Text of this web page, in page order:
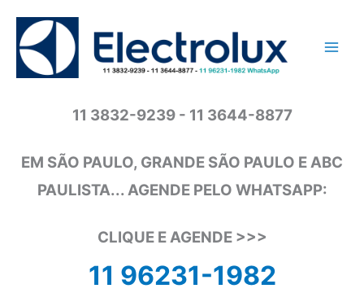
conteúdo
11 3832-9239 - 11 3644-8877
EM SÃO PAULO, GRANDE SÃO PAULO E ABC
PAULISTA... AGENDE PELO WHATSAPP:
CLIQUE E AGENDE >>>
11 96231-1982